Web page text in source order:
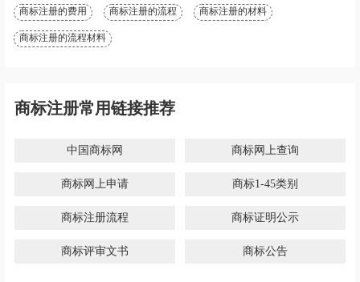
商标注册的费用 商标注册的流程 商标注册的材料
商标注册的流程材料
商标注册常用链接推荐
中国商标网 商标网上查询
商标网上申请 商标1-45类别
商标注册流程 商标证明公示
商标评审文书 商标公告